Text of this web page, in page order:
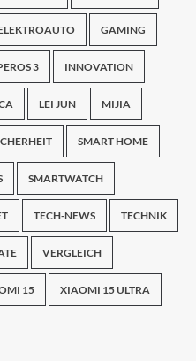
GAMING
3 INNOVATION
LEI JUN MIJIA
SMART HOME
SMARTWATCH
TECH-NEWS TECHNIK
VERGLEICH
15 XIAOMI 15 ULTRA